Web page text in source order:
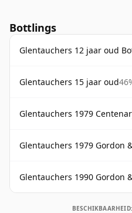
Bottlings
Glentauchers 12 jaar oud
Glentauchers 15 jaar oud
Glentauchers 1979
Glentauchers 1979 Gordon
Glentauchers 1990 Gordon
BESCHIKBAARHEID: